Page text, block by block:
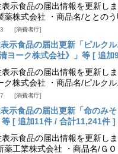
示食品の届出情報を更新し
薬株式会社 ・商品名/ととの
消費者庁
示食品の届出更新「ピルク
ヨーク株式会社》」等 [ 追
示食品の届出情報を更新し
ク株式会社 ・商品名/ピルク
消費者庁
示食品の届出更新「命のみ
[ 追加11件 / 合計11,241件 ]
示食品の届出情報を更新し
薬工業株式会社 ・商品名/Ｇ